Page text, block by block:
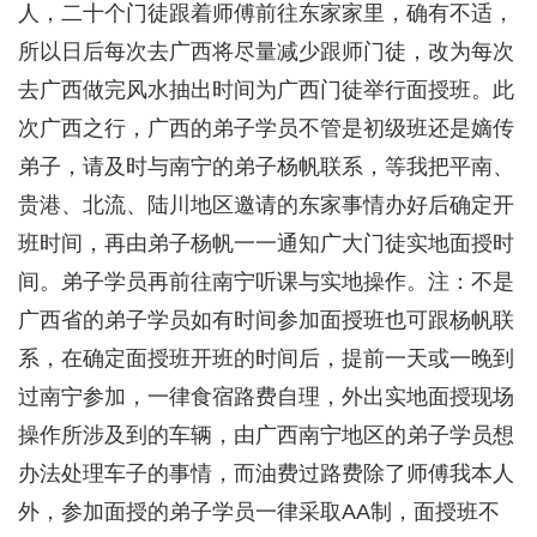
人，二十个门徒跟着师傅前往东家家里，确有不适，
所以日后每次去广西将尽量减少跟师门徒，改为每次
去广西做完风水抽出时间为广西门徒举行面授班。此
次广西之行，广西的弟子学员不管是初级班还是嫡传
弟子，请及时与南宁的弟子杨帆联系，等我把平南、
贵港、北流、陆川地区邀请的东家事情办好后确定开
班时间，再由弟子杨帆一一通知广大门徒实地面授时
间。弟子学员再前往南宁听课与实地操作。注：不是
广西省的弟子学员如有时间参加面授班也可跟杨帆联
系，在确定面授班开班的时间后，提前一天或一晚到
过南宁参加，一律食宿路费自理，外出实地面授现场
操作所涉及到的车辆，由广西南宁地区的弟子学员想
办法处理车子的事情，而油费过路费除了师傅我本人
外，参加面授的弟子学员一律采取AA制，面授班不